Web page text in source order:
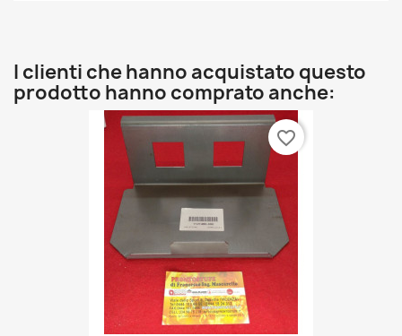
I clienti che hanno acquistato questo
prodotto hanno comprato anche:
favorite_border